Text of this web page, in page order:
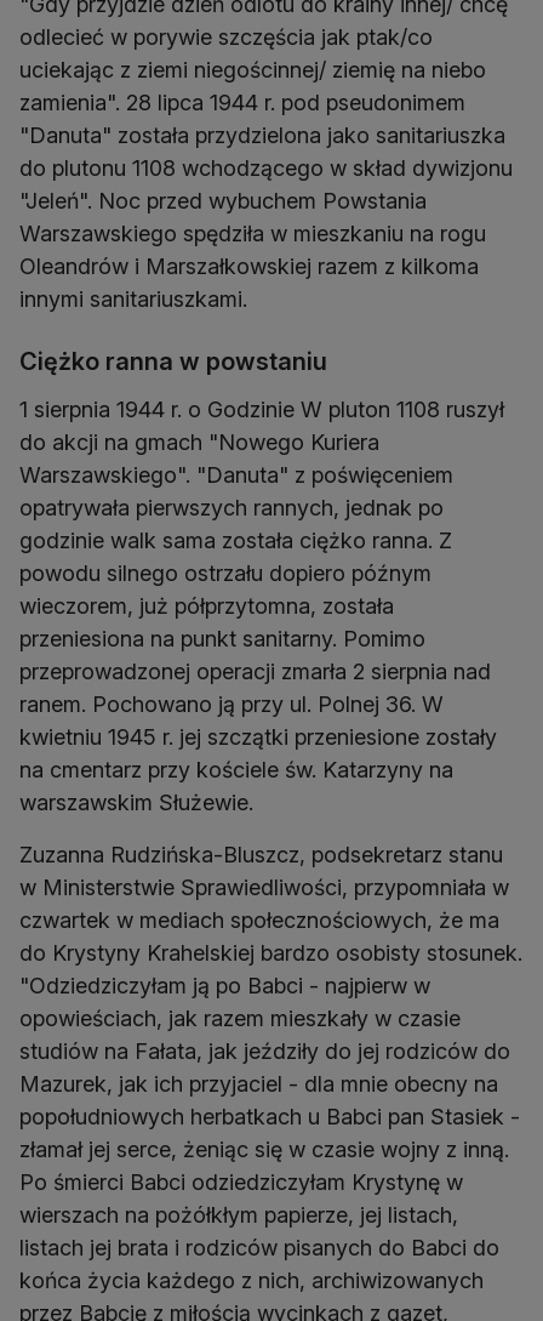
odlecieć w porywie szczęścia jak ptak/co
uciekając z ziemi niegościnnej/ ziemię na niebo
zamienia". 28 lipca 1944 r. pod pseudonimem
"Danuta" została przydzielona jako sanitariuszka
do plutonu 1108 wchodzącego w skład dywizjonu
"Jeleń". Noc przed wybuchem Powstania
Warszawskiego spędziła w mieszkaniu na rogu
Oleandrów i Marszałkowskiej razem z kilkoma
innymi sanitariuszkami.
Ciężko ranna w powstaniu
1 sierpnia 1944 r. o Godzinie W pluton 1108 ruszył
do akcji na gmach "Nowego Kuriera
Warszawskiego". "Danuta" z poświęceniem
opatrywała pierwszych rannych, jednak po
godzinie walk sama została ciężko ranna. Z
powodu silnego ostrzału dopiero późnym
wieczorem, już półprzytomna, została
przeniesiona na punkt sanitarny. Pomimo
przeprowadzonej operacji zmarła 2 sierpnia nad
ranem. Pochowano ją przy ul. Polnej 36. W
kwietniu 1945 r. jej szczątki przeniesione zostały
na cmentarz przy kościele św. Katarzyny na
Zuzanna Rudzińska-Bluszcz, podsekretarz stanu
w Ministerstwie Sprawiedliwości, przypomniała w
czwartek w mediach społecznościowych, że ma
do Krystyny Krahelskiej bardzo osobisty stosunek.
"Odziedziczyłam ją po Babci - najpierw w
opowieściach, jak razem mieszkały w czasie
studiów na Fałata, jak jeździły do jej rodziców do
Mazurek, jak ich przyjaciel - dla mnie obecny na
popołudniowych herbatkach u Babci pan Stasiek -
złamał jej serce, żeniąc się w czasie wojny z inną.
Po śmierci Babci odziedziczyłam Krystynę w
wierszach na pożółkłym papierze, jej listach,
listach jej brata i rodziców pisanych do Babci do
końca życia każdego z nich, archiwizowanych
przez Babcię z miłością wycinkach z gazet,